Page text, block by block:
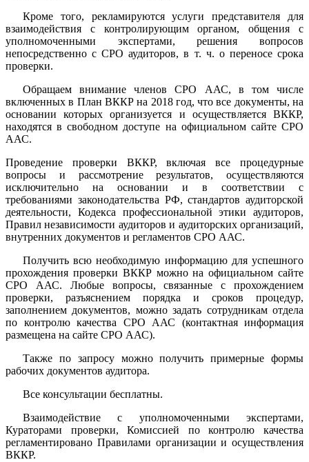
Кроме того, рекламируются услуги представителя для
взаимодействия с контролирующим органом, общения с
уполномоченными экспертами, решения вопросов
непосредственно с СРО аудиторов, в т. ч. о переносе срока
проверки.
Обращаем внимание членов СРО ААС, в том числе
включенных в План ВККР на 2018 год, что все документы, на
основании которых организуется и осуществляется ВККР,
находятся в свободном доступе на официальном сайте СРО
ААС.
Проведение проверки ВККР, включая все процедурные
вопросы и рассмотрение результатов, осуществляются
исключительно на основании и в соответствии с
требованиями законодательства РФ, стандартов аудиторской
деятельности, Кодекса профессиональной этики аудиторов,
Правил независимости аудиторов и аудиторских организаций,
внутренних документов и регламентов СРО ААС.
Получить всю необходимую информацию для успешного
прохождения проверки ВККР можно на официальном сайте
СРО ААС. Любые вопросы, связанные с прохождением
проверки, разъяснением порядка и сроков процедур,
заполнением документов, можно задать сотрудникам отдела
по контролю качества СРО ААС (контактная информация
размещена на сайте СРО ААС).
Также по запросу можно получить примерные формы
рабочих документов аудитора.
Все консультации бесплатны.
Взаимодействие с уполномоченными экспертами,
Кураторами проверки, Комиссией по контролю качества
регламентировано Правилами организации и осуществления
ВККР.